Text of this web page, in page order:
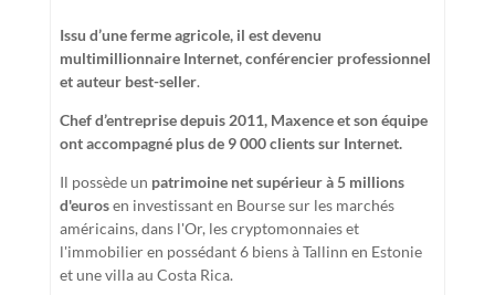
Issu d’une ferme agricole, il est devenu
multimillionnaire Internet, conférencier professionnel
et auteur best-seller.
Chef d’entreprise depuis 2011, Maxence et son équipe
ont accompagné plus de 9 000 clients sur Internet.
Il possède un patrimoine net supérieur à 5 millions
d'eurosen investissant en Bourse sur les marchés
américains, dans l'Or, les cryptomonnaies et
l'immobilier en possédant 6 biens à Tallinn en Estonie
et une villa au Costa Rica.